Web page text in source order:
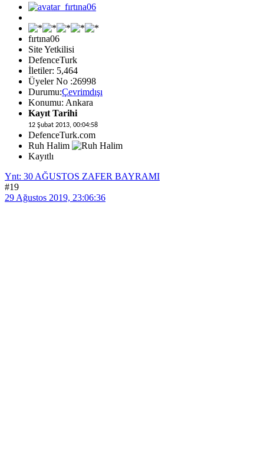
fırtına06
Site Yetkilisi
DefenceTurk
İletiler: 5,464
Üyeler No :26998
Durumu:Çevrimdışı
Konumu: Ankara
Kayıt Tarihi
12 Şubat 2013, 00:04:58
DefenceTurk.com
Ruh Halim
Kayıtlı
Ynt: 30 AĞUSTOS ZAFER BAYRAMI
#19
29 Ağustos 2019, 23:06:36